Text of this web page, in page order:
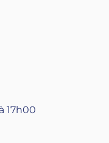
17h00